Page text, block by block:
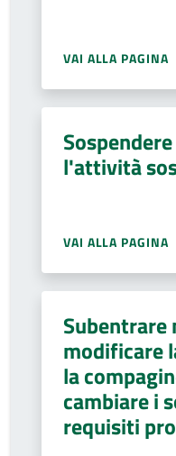
VAI ALLA PAGINA
l'attività
VAI ALLA PAGINA
modificare
la
cambiare i
requisiti